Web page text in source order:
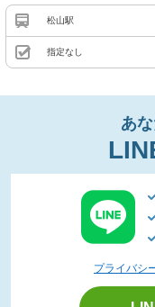
松山駅
指定なし
あ
プライバシ